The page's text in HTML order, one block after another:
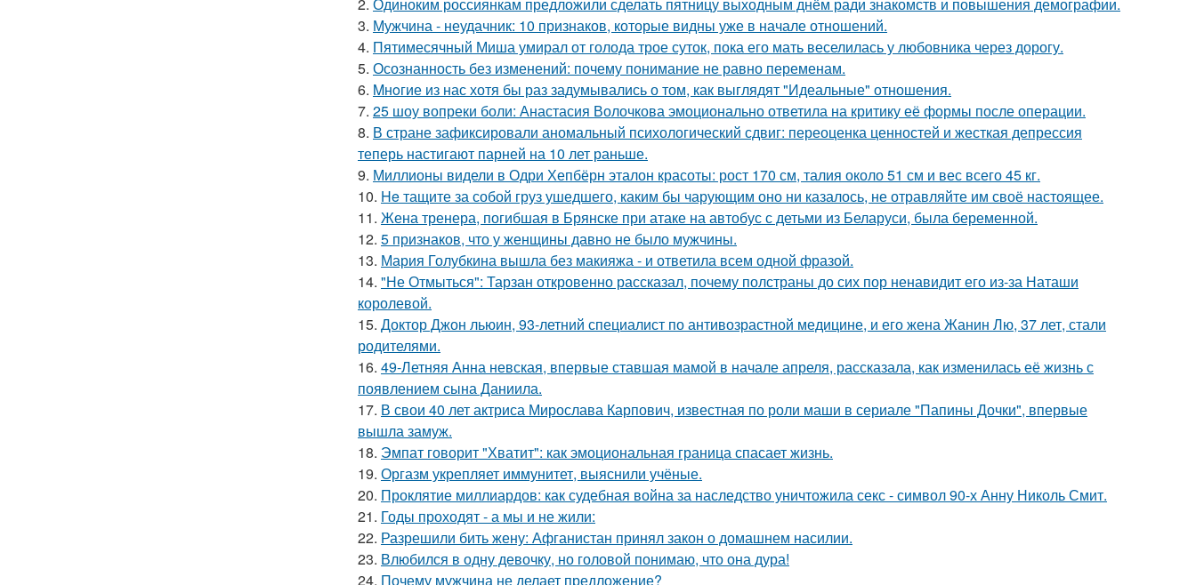
3. Мужчина - неудачник: 10 признаков, которые видны уже в начале отношений.
4. Пятимесячный Миша умирал от голода трое суток, пока его мать веселилась у любовника через дорогу.
5. Осознанность без изменений: почему понимание не равно переменам.
6. Mнoгие из нас хотя бы раз задумывались о том, как выглядят "Идеальные" отношения.
7. 25 шоу вопреки боли: Анастасия Волочкова эмоционально ответила на критику её формы после операции.
8. В стране зафиксировали аномальный психологический сдвиг: переоценка ценностей и жесткая депрессия
теперь настигают парней на 10 лет раньше.
9. Миллионы видели в Одри Хепбёрн эталон красоты: рост 170 см, талия около 51 см и вес всего 45 кг.
10. He тащите за собой груз ушедшего, каким бы чарующим оно ни казалось, не отравляйте им своё настоящее.
11. Жена тренера, погибшая в Брянске при атаке на автобус с детьми из Беларуси, была беременной.
12. 5 признаков, что у женщины давно не было мужчины.
13. Мария Голубкина вышла без макияжа - и ответила всем одной фразой.
14. "Не Отмыться": Тарзан откровенно рассказал, почему полстраны до сих пор ненавидит его из-за Наташи
королевой.
15. Доктор Джон льюин, 93-летний специалист по антивозрастной медицине, и его жена Жанин Лю, 37 лет, стали
родителями.
16. 49-Летняя Анна невская, впервые ставшая мамой в начале апреля, рассказала, как изменилась её жизнь с
появлением сына Даниила.
17. В свои 40 лет актриса Мирослава Карпович, известная по роли маши в сериале "Папины Дочки", впервые
вышла замуж.
18. Эмпат говорит "Хватит": как эмоциональная граница спасает жизнь.
19. Оргазм укрепляет иммунитет, выяснили учёные.
20. Проклятие миллиардов: как судебная война за наследство уничтожила секс - символ 90-х Анну Николь Смит.
21. Годы проходят - а мы и не жили:
22. Разрешили бить жену: Афганистан принял закон о домашнем насилии.
23. Влюбился в одну девочку, но головой понимаю, что она дура!
24. Почему мужчина не делает предложение?